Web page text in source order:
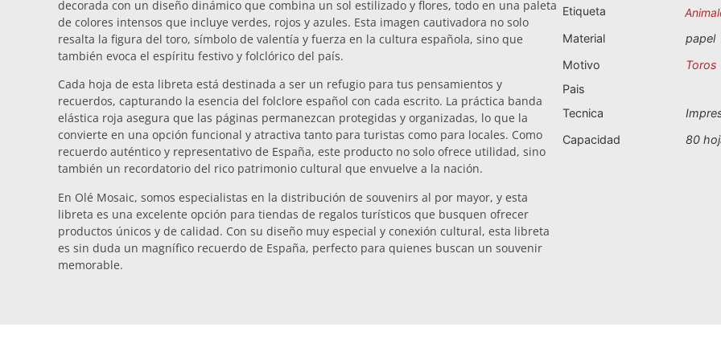
decorada con un diseño dinámico que combina un sol estilizado y flores, todo en una paleta
de colores intensos que incluye verdes, rojos y azules. Esta imagen cautivadora no solo
resalta la figura del toro, símbolo de valentía y fuerza en la cultura española, sino que
también evoca el espíritu festivo y folclórico del país.
Cada hoja de esta libreta está destinada a ser un refugio para tus pensamientos y
recuerdos, capturando la esencia del folclore español con cada escrito. La práctica banda
elástica roja asegura que las páginas permanezcan protegidas y organizadas, lo que la
convierte en una opción funcional y atractiva tanto para turistas como para locales. Como
recuerdo auténtico y representativo de España, este producto no solo ofrece utilidad, sino
también un recordatorio del rico patrimonio cultural que envuelve a la nación.
En Olé Mosaic, somos especialistas en la distribución de souvenirs al por mayor, y esta
libreta es una excelente opción para tiendas de regalos turísticos que busquen ofrecer
productos únicos y de calidad. Con su diseño muy especial y conexión cultural, esta libreta
es sin duda un magnífico recuerdo de España, perfecto para quienes buscan un souvenir
memorable.
Etiqueta
Material
papel
Motivo
Toros
Pais
Tecnica
Capacidad
80